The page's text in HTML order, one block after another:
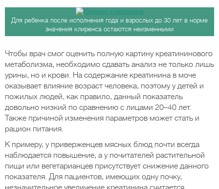
Для ребенка после исполнения года и взрослых до 30 лет в норме
значения клиренса остаются неизменными
Чтобы врач смог оценить полную картину креатининового
метаболизма, необходимо сдавать анализ не только лишь
урины, но и крови. На содержание креатинина в моче
оказывает влияние возраст человека, поэтому у детей и
пожилых людей, как правило, данный показатель
довольно низкий по сравнению с лицами 20–40 лет.
Также причиной изменения параметров может стать и
рацион питания.
К примеру, у приверженцев мясных блюд почти всегда
наблюдается повышение, а у почитателей растительной
пищи или вегетарианцев присутствует снижение данного
показателя. Для пациентов, имеющих одну почку,